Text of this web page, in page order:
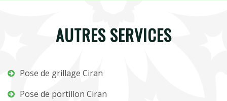
AUTRES SERVICES
Pose de grillage Ciran
Pose de portillon Ciran